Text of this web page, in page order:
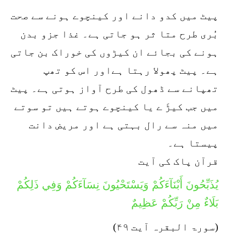
پیٹ میں کدو دانے اور کینچوے ہونے سے صحت
بُری طرح متا ثر ہو جاتی ہے۔ غذا جزو بدن
ہونے کی بجائے ان کیڑوں کی خوراک بن جاتی
ہے۔ پیٹ پھولا رہتا ہےاور اس کو تھپ
تھپانے سے ڈھول کی طرح آواز ہوتی ہے۔ پیٹ
میں جب کیڑَ ے یا کینچوے ہوتے ہیں تو سوتے
میں منہ سے رال بہتی ہے اور مریض دانت
پیستا ہے۔
قرآن پاک کی آیت
يُذَبِّحُونَ أَبْنَآءَكُمْ وَيَسْتَحْيُونَ نِسَآءَكُمْ وَفِي ذَلِكُمْ
بَلَاءٌ مِنْ رَبِّكُمْ عَظِيمٌ
(سورۃ البقرہ آیت ۴۹)